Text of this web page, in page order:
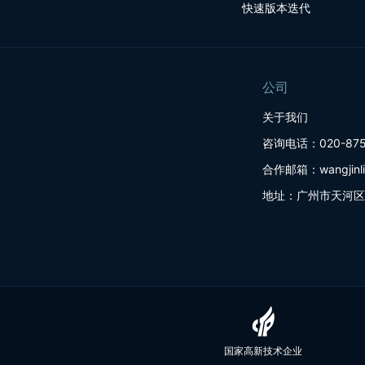
快速版本迭代
公司
关于我们
咨询电话：020-
合作邮箱：
地址：广州市天河
国家高新技术企业